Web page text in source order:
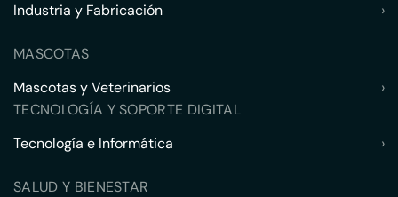
Industria y Fabricación
›
MASCOTAS
Mascotas y Veterinarios
›
TECNOLOGÍA Y SOPORTE DIGITAL
Tecnología e Informática
›
SALUD Y BIENESTAR